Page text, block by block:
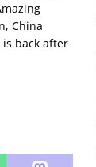
China
back after